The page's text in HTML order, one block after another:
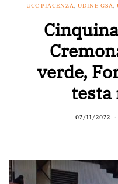
UCC PIACENZA, UDINE GSA,
verde,
testa
02/11/2022